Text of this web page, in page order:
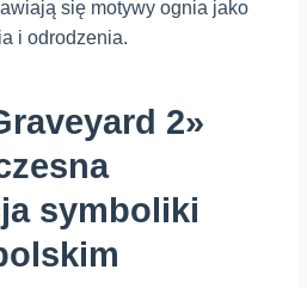
się motywy ognia jako
i odrodzenia.
2»
symboliki